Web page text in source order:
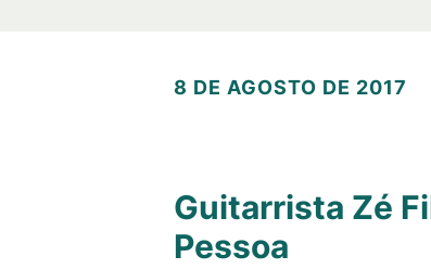
8 DE AGOSTO DE 2017
Guitarrista Zé
Pessoa